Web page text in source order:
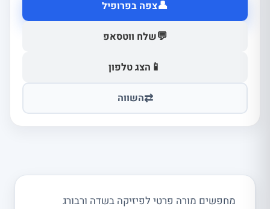
👤צפה בפרופיל
💬שלח ווטסאפ
📱 הצג טלפון
⇄השווה
מחפשים מורה פרטי לפיזיקה בשדה ורבורג